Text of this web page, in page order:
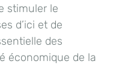
stimuler le
d’ici et de
des
économique de la